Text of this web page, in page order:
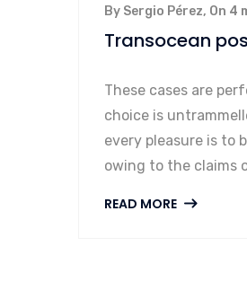
By Sergio Pérez, On 4
Transocean
These cases are
choice is
every pleasure is to
owing to the claims
READ MORE